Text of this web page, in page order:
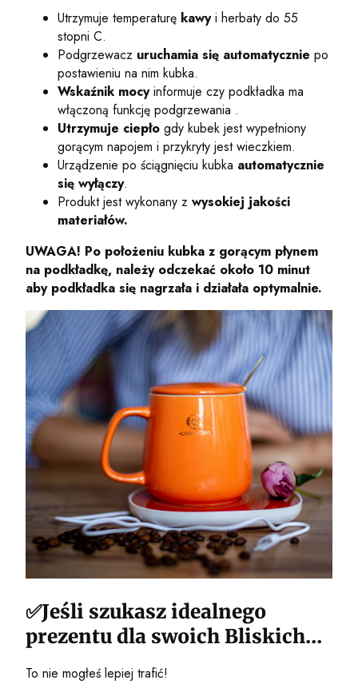
Utrzymuje temperaturę kawyi herbaty do 55
stopni C.
Podgrzewacz uruchamia się automatycznie po
postawieniu na nim kubka.
Wskaźnik mocyinformuje czy podkładka ma
włączoną funkcję podgrzewania .
Utrzymuje ciepło gdy kubek jest wypełniony
gorącym napojem i przykryty jest wieczkiem.
Urządzenie po ściągnięciu kubka automatycznie
się wyłączy.
Produkt jest wykonany z wysokiej jakości
materiałów.
UWAGA! Po położeniu kubka z gorącym płynem
na podkładkę, należy odczekać około 10 minut
aby podkładka się nagrzała i działała optymalnie.
✅Jeśli szukasz idealnego
prezentu dla swoich Bliskich...
To nie mogłeś lepiej trafić!